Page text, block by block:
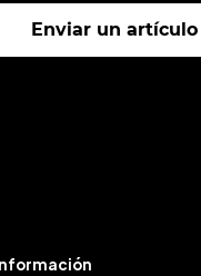
Enviar un artículo